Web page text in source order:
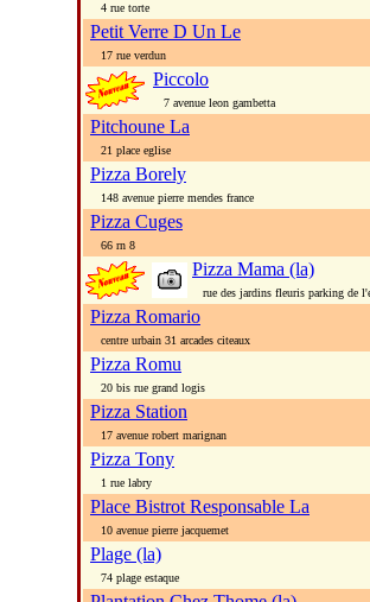
4 rue torte
Petit Verre D Un Le
17 rue verdun
Piccolo
7 avenue leon gambetta
Pitchoune La
21 place eglise
Pizza Borely
148 avenue pierre mendes france
Pizza Cuges
66 rn 8
Pizza Mama (la)
rue des jardins fleuris parking de
Pizza Romario
centre urbain 31 arcades citeaux
Pizza Romu
20 bis rue grand logis
Pizza Station
17 avenue robert marignan
Pizza Tony
1 rue labry
Place Bistrot Responsable La
10 avenue pierre jacquemet
Plage (la)
74 plage estaque